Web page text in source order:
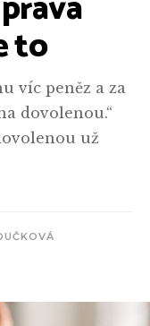
to
víc peněz a za
dovolenou.“
už